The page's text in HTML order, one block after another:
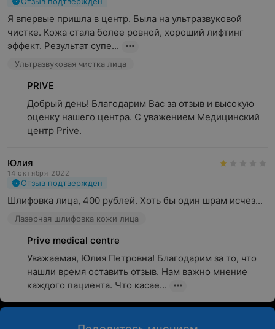
Я впервые пришла в центр. Была на ультразвуковой
чистке. Кожа стала более ровной, хороший лифтинг
эффект. Результат супе...
Ультразвуковая чистка лица
PRIVE
Добрый день! Благодарим Вас за отзыв и высокую
оценку нашего центра. С уважением Медицинский
центр Prive.
Юлия
14 октября 2022
Отзыв подтвержден
Шлифовка лица, 400 рублей. Хоть бы один шрам исчез...
Лазерная шлифовка кожи лица
Prive medical centre
Уважаемая, Юлия Петровна! Благодарим за то, что
нашли время оставить отзыв. Нам важно мнение
каждого пациента. Что касае...